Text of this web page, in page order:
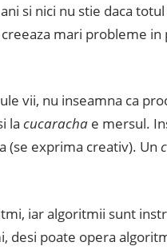
si nici nu stie daca
mari probleme
vii, nu inseamna ca
la cucarachae mersul.
(se exprima creativ). Un
iar algoritmii sunt
desi poate opera